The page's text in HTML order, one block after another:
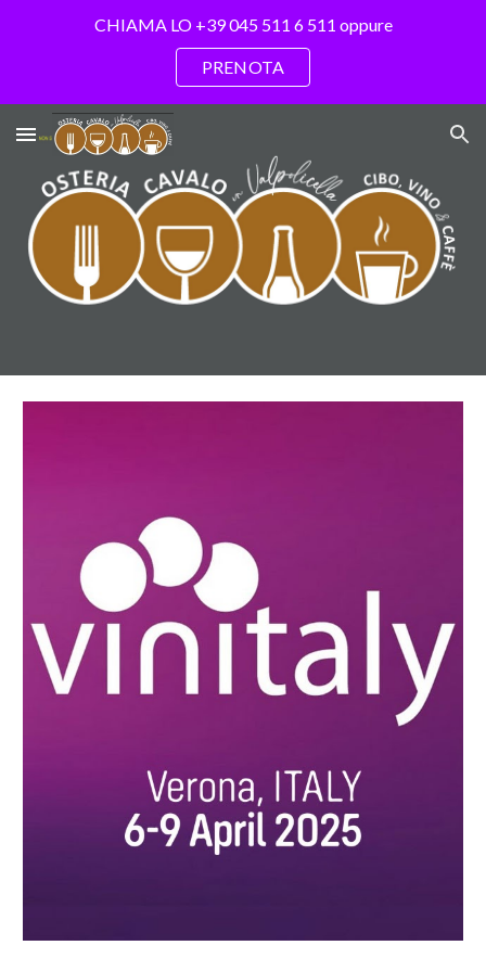
Skip to navigation
CHIAMA LO +39 045 511 6 511 oppure
PRENOTA